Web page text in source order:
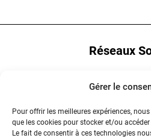
Gérer le
Pour offrir les meilleures expériences,
que les cookies pour stocker et/ou
Le fait de consentir à ces technologies
Réseaux